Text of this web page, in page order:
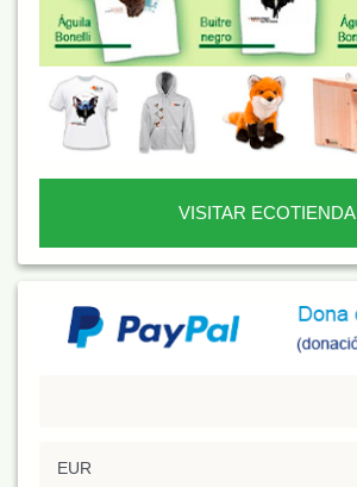
VISITAR ECOTIENDA